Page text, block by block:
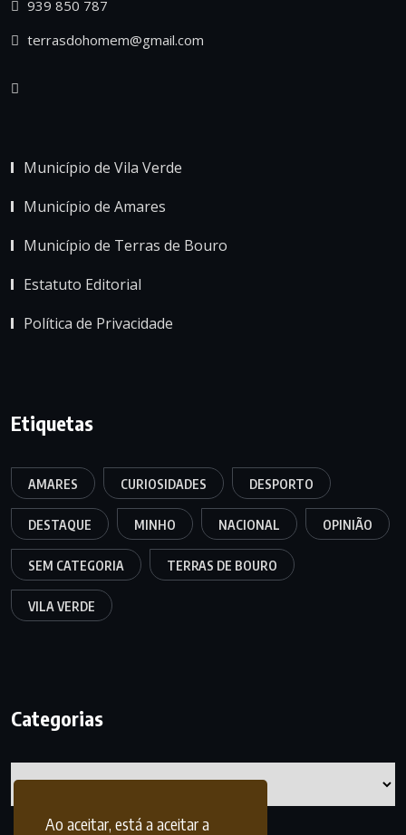
Ao aceitar, está a aceitar a
939 850 787
terrasdohomem@gmail.com
Município de Vila Verde
Município de Amares
Município de Terras de Bouro
Estatuto Editorial
Política de Privacidade
Etiquetas
AMARES CURIOSIDADES DESPORTO
DESTAQUE MINHO NACIONAL OPINIÃO
SEM CATEGORIA TERRAS DE BOURO
VILA VERDE
Categorias